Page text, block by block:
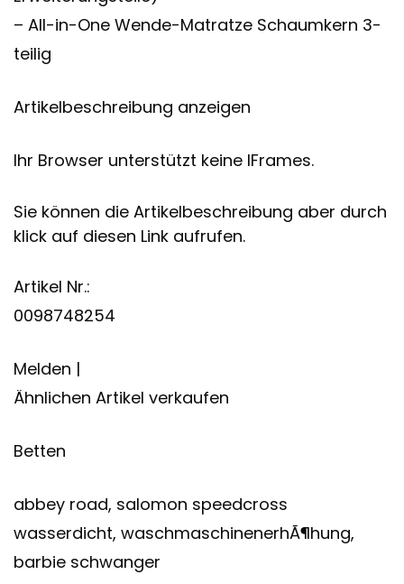
– All-in-One Wende-Matratze Schaumkern 3-
teilig
Artikelbeschreibung anzeigen
Ihr Browser unterstützt keine IFrames.
Sie können die Artikelbeschreibung aber durch
klick auf diesen Link aufrufen.
Artikel Nr.:
0098748254
Melden |
Ähnlichen Artikel verkaufen
Betten
abbey road, salomon speedcross
wasserdicht, waschmaschinenerhÃ¶hung,
barbie schwanger